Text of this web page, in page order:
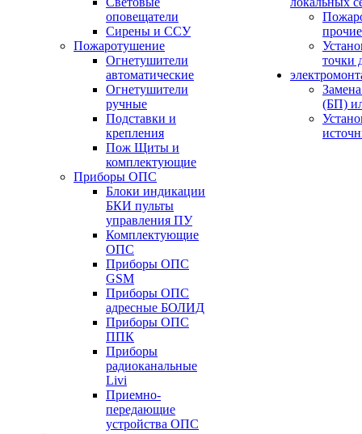
оповещатели
Сирены и ССУ
Пожаротушение
Огнетушители
автоматические
Огнетушители
ручные
Подставки и
крепления
Пож Щиты и
комплектующие
Приборы ОПС
Блоки индикации
БКИ пульты
управления ПУ
Комплектующие
ОПС
Приборы ОПС
GSM
Приборы ОПС
адресные БОЛИД
Приборы ОПС
ППК
Приборы
радиоканальные
Livi
Приемно-
передающие
устройства ОПС
точки
(БП)